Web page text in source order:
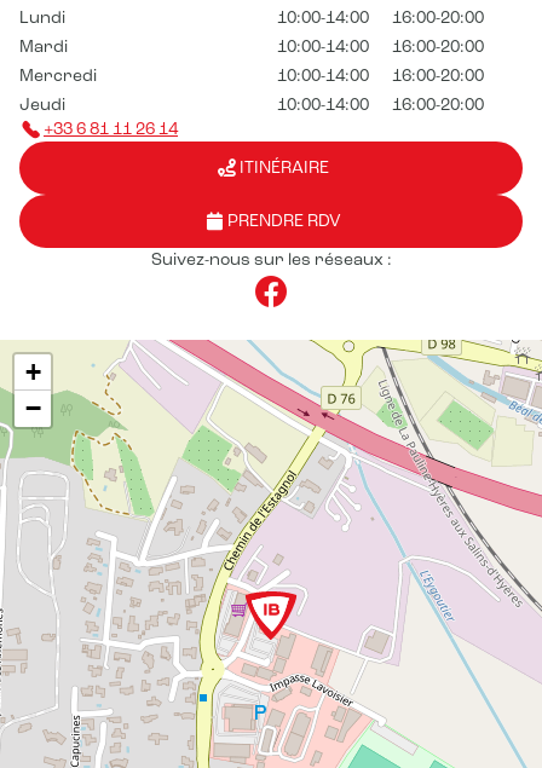
Lundi
10:00-14:00
16:00-20:00
Mardi
10:00-14:00
16:00-20:00
Mercredi
10:00-14:00
16:00-20:00
Jeudi
10:00-14:00
16:00-20:00
+33 6 81 11 26 14
ITINÉRAIRE
PRENDRE RDV
Suivez-nous sur les réseaux :
+
−